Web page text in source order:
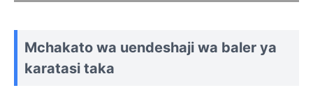
Mchakato wa uendeshaji wa baler ya
karatasi taka